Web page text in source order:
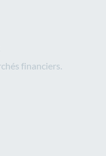
financiers.